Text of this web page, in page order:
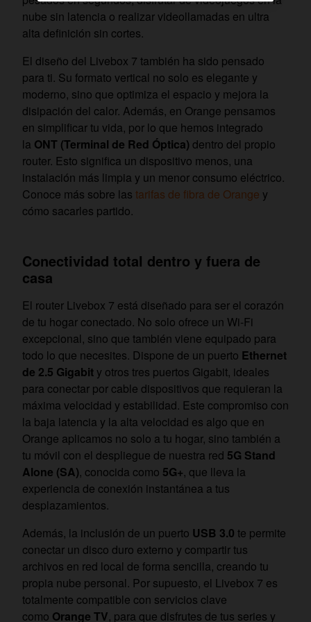
nube sin latencia o realizar videollamadas en ultra
alta definición sin cortes.
El diseño del Livebox 7 también ha sido pensado
para ti. Su formato vertical no solo es elegante y
moderno, sino que optimiza el espacio y mejora la
disipación del calor. Además, en Orange pensamos
en simplificar tu vida, por lo que hemos integrado
la ONT (Terminal de Red Óptica) dentro del propio
router. Esto significa un dispositivo menos, una
instalación más limpia y un menor consumo eléctrico.
Conoce más sobre las tarifas de fibra de Orange y
cómo sacarles partido.
Conectividad total dentro y fuera de
casa
El router Livebox 7 está diseñado para ser el corazón
de tu hogar conectado. No solo ofrece un Wi-Fi
excepcional, sino que también viene equipado para
todo lo que necesites. Dispone de un puerto Ethernet
de 2.5 Gigabit y otros tres puertos Gigabit, ideales
para conectar por cable dispositivos que requieran la
máxima velocidad y estabilidad. Este compromiso con
la baja latencia y la alta velocidad es algo que en
Orange aplicamos no solo a tu hogar, sino también a
tu móvil con el despliegue de nuestra red 5G Stand
Alone (SA), conocida como 5G+, que lleva la
experiencia de conexión instantánea a tus
desplazamientos.
Además, la inclusión de un puerto USB 3.0 te permite
conectar un disco duro externo y compartir tus
archivos en red local de forma sencilla, creando tu
propia nube personal. Por supuesto, el Livebox 7 es
totalmente compatible con servicios clave
como Orange TV, para que disfrutes de tus series y